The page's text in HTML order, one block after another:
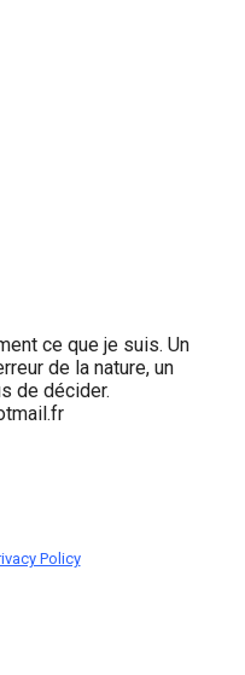
ce que je suis. Un
de la nature, un
de décider.
Policy